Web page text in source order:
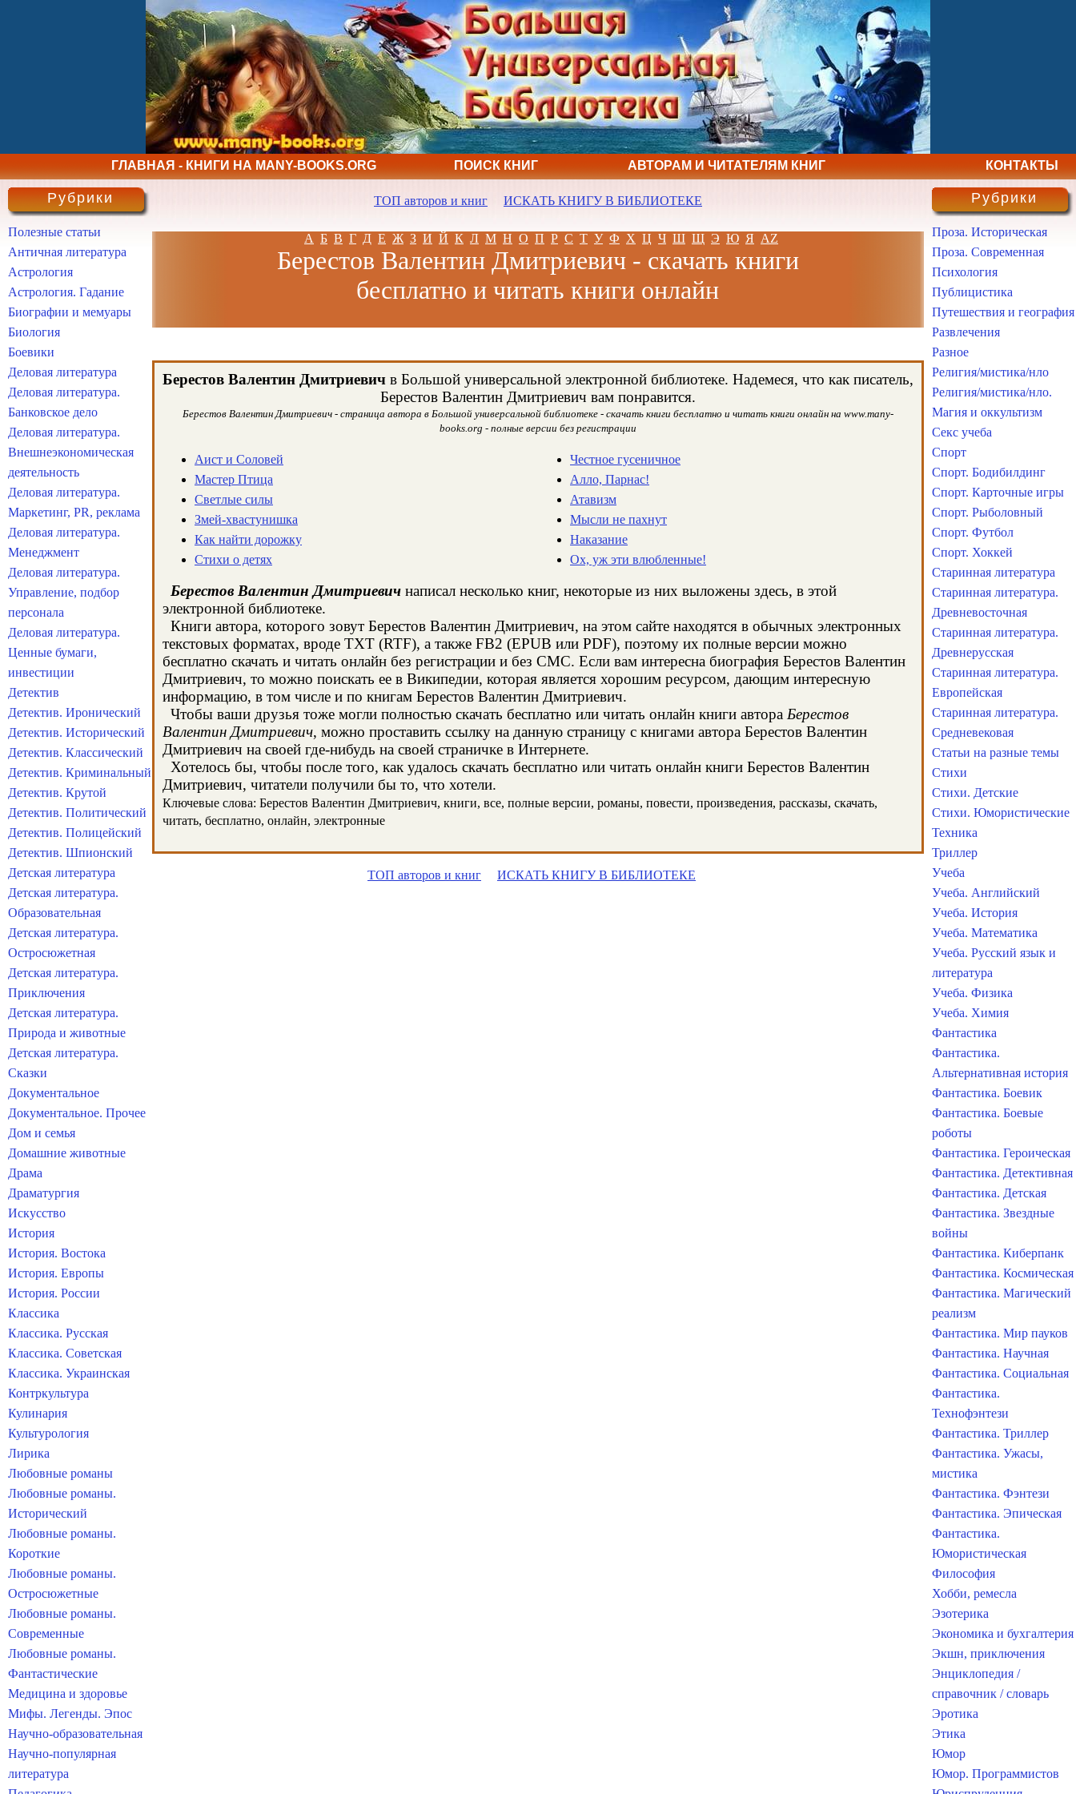
ГЛАВНАЯ - КНИГИ НА MANY-BOOKS.ORG ПОИСК КНИГ АВТОРАМ И ЧИТАТЕЛЯМ КНИГ КОНТАКТЫ
ТОП авторов и книг ИСКАТЬ КНИГУ В БИБЛИОТЕКЕ
А Б В Г Д Е Ж З И Й К Л М Н О П Р С Т У Ф Х Ц Ч Ш Щ Э Ю Я AZ
Берестов Валентин Дмитриевич - скачать книги
бесплатно и читать книги онлайн
Берестов Валентин Дмитриевич в Большой универсальной электронной библиотеке. Надемеся, что как писатель,
Берестов Валентин Дмитриевич вам понравится.
Берестов Валентин Дмитриевич - страница автора в Большой универсальной библиотеке - скачать книги бесплатно и читать книги онлайн на www.many-
books.org - полные версии без регистрации
Аист и Соловей
Мастер Птица
Светлые силы
Змей-хвастунишка
Как найти дорожку
Стихи о детях
Честное гусеничное
Алло, Парнас!
Атавизм
Мысли не пахнут
Наказание
Ох, уж эти влюбленные!
Берестов Валентин Дмитриевич написал несколько книг, некоторые из них выложены здесь, в этой
электронной библиотеке.
Книги автора, которого зовут Берестов Валентин Дмитриевич, на этом сайте находятся в обычных электронных
текстовых форматах, вроде TXT (RTF), а также FB2 (EPUB или PDF), поэтому их полные версии можно
бесплатно скачать и читать онлайн без регистрации и без СМС. Если вам интересна биография Берестов Валентин
Дмитриевич, то можно поискать ее в Википедии, которая является хорошим ресурсом, дающим интересную
информацию, в том числе и по книгам Берестов Валентин Дмитриевич.
Чтобы ваши друзья тоже могли полностью скачать бесплатно или читать онлайн книги автора Берестов
Валентин Дмитриевич, можно проставить ссылку на данную страницу с книгами автора Берестов Валентин
Дмитриевич на своей где-нибудь на своей страничке в Интернете.
Хотелось бы, чтобы после того, как удалось скачать бесплатно или читать онлайн книги Берестов Валентин
Дмитриевич, читатели получили бы то, что хотели.
Ключевые слова: Берестов Валентин Дмитриевич, книги, все, полные версии, романы, повести, произведения, рассказы, скачать,
читать, бесплатно, онлайн, электронные
ТОП авторов и книг ИСКАТЬ КНИГУ В БИБЛИОТЕКЕ
Рубрики
Полезные статьи
Античная литература
Астрология
Астрология. Гадание
Биографии и мемуары
Биология
Боевики
Деловая литература
Деловая литература.
Банковское дело
Деловая литература.
Внешнеэкономическая
деятельность
Деловая литература.
Маркетинг, PR, реклама
Деловая литература.
Менеджмент
Деловая литература.
Управление, подбор
персонала
Деловая литература.
Ценные бумаги,
инвестиции
Детектив
Детектив. Иронический
Детектив. Исторический
Детектив. Классический
Детектив. Криминальный
Детектив. Крутой
Детектив. Политический
Детектив. Полицейский
Детектив. Шпионский
Детская литература
Детская литература.
Образовательная
Детская литература.
Остросюжетная
Детская литература.
Приключения
Детская литература.
Природа и животные
Детская литература.
Сказки
Документальное
Документальное. Прочее
Дом и семья
Домашние животные
Драма
Драматургия
Искусство
История
История. Востока
История. Европы
История. России
Классика
Классика. Русская
Классика. Советская
Классика. Украинская
Контркультура
Кулинария
Культурология
Лирика
Любовные романы
Любовные романы.
Исторический
Любовные романы.
Короткие
Любовные романы.
Остросюжетные
Любовные романы.
Современные
Любовные романы.
Фантастические
Медицина и здоровье
Мифы. Легенды. Эпос
Научно-образовательная
Научно-популярная
литература
Рубрики
Проза. Историческая
Проза. Современная
Психология
Публицистика
Путешествия и география
Развлечения
Разное
Религия/мистика/нло
Религия/мистика/нло.
Магия и оккультизм
Секс учеба
Спорт
Спорт. Бодибилдинг
Спорт. Карточные игры
Спорт. Рыболовный
Спорт. Футбол
Спорт. Хоккей
Старинная литература
Старинная литература.
Древневосточная
Старинная литература.
Древнерусская
Старинная литература.
Европейская
Старинная литература.
Средневековая
Статьи на разные темы
Стихи
Стихи. Детские
Стихи. Юмористические
Техника
Триллер
Учеба
Учеба. Английский
Учеба. История
Учеба. Математика
Учеба. Русский язык и
литература
Учеба. Физика
Учеба. Химия
Фантастика
Фантастика.
Альтернативная история
Фантастика. Боевик
Фантастика. Боевые
роботы
Фантастика. Героическая
Фантастика. Детективная
Фантастика. Детская
Фантастика. Звездные
войны
Фантастика. Киберпанк
Фантастика. Космическая
Фантастика. Магический
реализм
Фантастика. Мир пауков
Фантастика. Научная
Фантастика. Социальная
Фантастика.
Технофэнтези
Фантастика. Триллер
Фантастика. Ужасы,
мистика
Фантастика. Фэнтези
Фантастика. Эпическая
Фантастика.
Юмористическая
Философия
Хобби, ремесла
Эзотерика
Экономика и бухгалтерия
Экшн, приключения
Энциклопедия /
справочник / словарь
Эротика
Этика
Юмор
Юмор. Программистов